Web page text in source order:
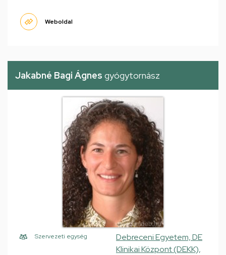
Weboldal
Jakabné Bagi Ágnes gyógytornász
Szervezeti egység
Debreceni Egyetem, DE
Klinikai Központ (DEKK),